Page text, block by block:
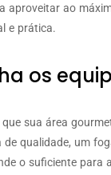
aproveitar ao
e prática.
os
sua área
de qualidade, um
o suficiente para